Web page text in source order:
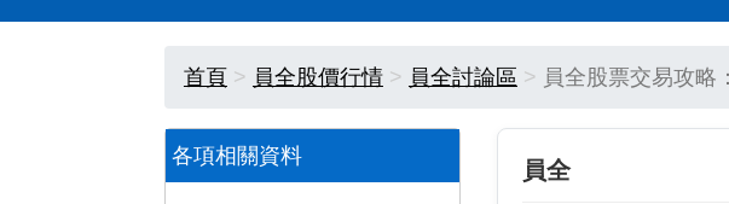
首頁 員全股價行情 員全討論區 員全股票交易攻略
各項相關資料
員全